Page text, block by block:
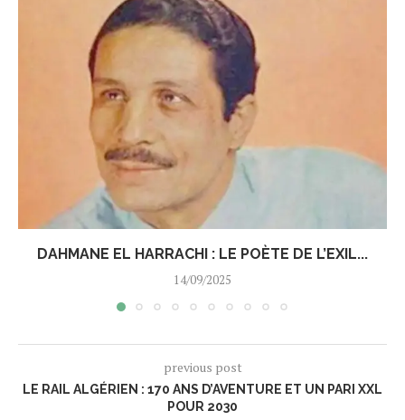
DAHMANE EL HARRACHI : LE POÈTE DE L’EXIL...
14/09/2025
previous post
LE RAIL ALGÉRIEN : 170 ANS D’AVENTURE ET UN PARI XXL
POUR 2030